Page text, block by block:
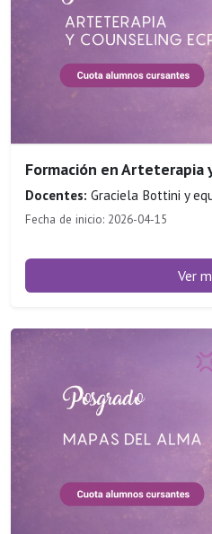
Formación en Arteterapia
Docentes: Graciela Bottini y
Fecha de inicio: 2026-04-15
Ver